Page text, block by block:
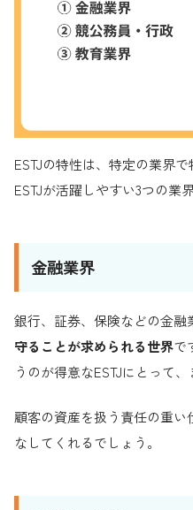
ESTJの特性は、特定の業界
ESTJが活躍しやすい3つの業
金融業界
銀行、証券、保険などの金融
守ることが求められる世界で
うのが得意なESTJにとって
顧客の資産を扱う責任の重い
なしてくれるでしょう。